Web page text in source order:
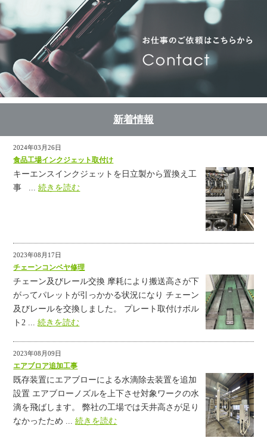
新着情報
2024年03月26日
食品工場インクジェット取付け
キーエンスインクジェットを日立製から置換え工
事 ...続きを読む
2023年08月17日
チェーンコンベヤ修理
チェーン及びレール交換 摩耗により搬送高さが下
がってパレットが引っかかる状況になり チェーン
及びレールを交換しました。 プレート取付けボル
ト2 ...続きを読む
2023年08月09日
エアブロア追加工事
既存装置にエアブローによる水滴除去装置を追加
設置 エアブローノズルを上下させ対象ワークの水
滴を飛ばします。 弊社の工場では天井高さが足り
なかったため ...続きを読む